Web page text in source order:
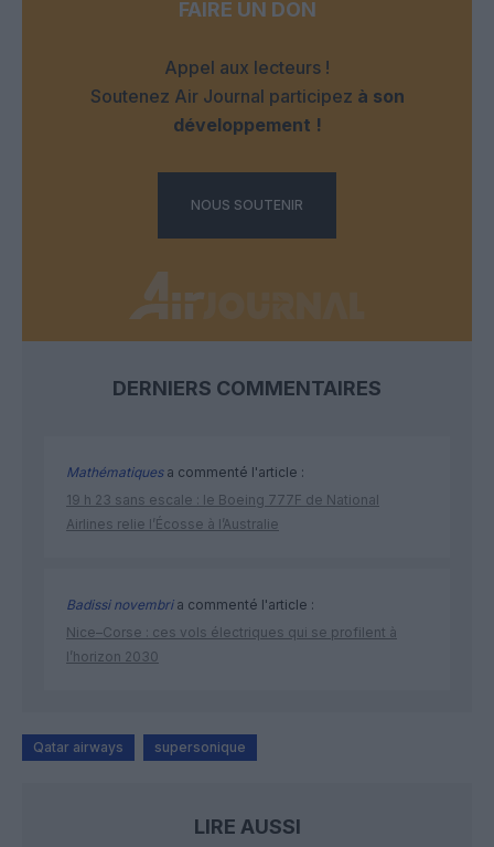
FAIRE UN DON
Appel aux lecteurs !
Soutenez Air Journal participez à son
développement !
NOUS SOUTENIR
DERNIERS COMMENTAIRES
Mathématiquesa commenté l'article :
19 h 23 sans escale : le Boeing 777F de National
Airlines relie l’Écosse à l’Australie
Badissi novembria commenté l'article :
Nice–Corse : ces vols électriques qui se profilent à
l’horizon 2030
Qatar airways supersonique
LIRE AUSSI